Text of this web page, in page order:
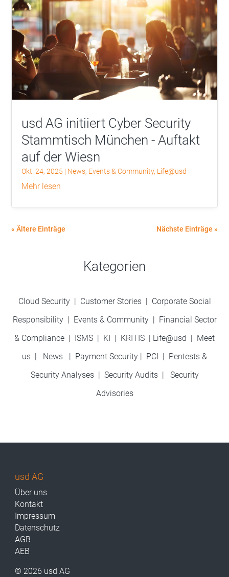
usd AG initiiert Cyber Security
Stammtisch München - Auftakt
auf der Wiesn
Okt. 24, 2025 | News, Events & Community, Life@usd
mehr lesen
« Ältere Einträge Nächste Einträge »
Kategorien
Cloud Security Customer Stories| Corporate Social
Responsibility| Events & Community
Financial Sector
& Compliance
ISMS KI KRITIS Life@usd
Meet
us
News Payment Security PCI
Pentests &
Security Analyses
Security Audits| Security
Advisories
usd AG
Über uns
Kontakt
Impressum
Datenschutz
AGB
AEB
© 2026 usd AG